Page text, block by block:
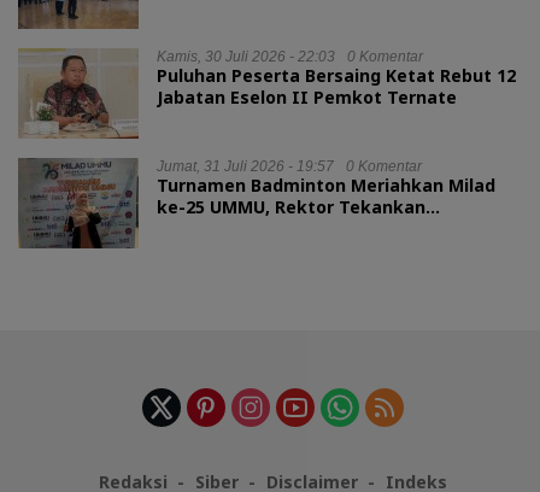
Kamis, 30 Juli 2026 - 22:03 0 Komentar
Puluhan Peserta Bersaing Ketat Rebut 12
Jabatan Eselon II Pemkot Ternate
Jumat, 31 Juli 2026 - 19:57 0 Komentar
Turnamen Badminton Meriahkan Milad
ke-25 UMMU, Rektor Tekankan
Redaksi Siber Disclaimer Indeks